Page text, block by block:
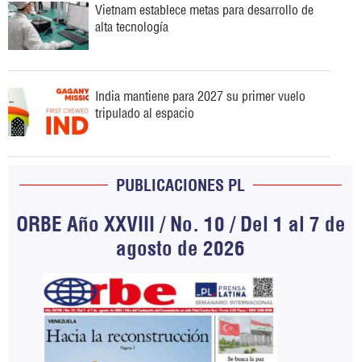
Vietnam establece metas para desarrollo de
alta tecnología
India mantiene para 2027 su primer vuelo
tripulado al espacio
PUBLICACIONES PL
ORBE Año XXVIII / No. 10 / Del 1 al 7 de
agosto de 2026